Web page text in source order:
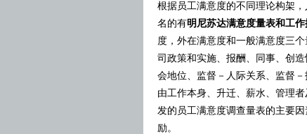
根据员工满意度的不同理论构架
名的有明尼苏达满意度量表和工
度，外在满意度和一般满意度三
司政策和实施、报酬、同事、创
会地位、监督－人际关系、监督
由工作本身、升迁、薪水、管理
发的员工满意度调查量表的主要
励。